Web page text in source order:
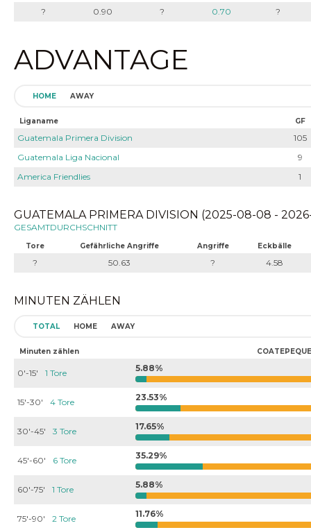
? 0.90 ? 0.70 ?
ADVANTAGE
HOME AWAY
Liganame GF
Guatemala Primera Division
105
Guatemala Liga Nacional
9
America Friendlies
1
GUATEMALA PRIMERA DIVISION (2025-08-08 -
GESAMTDURCHSCHNITT
Tore Gefährliche Angriffe Angriffe Eckbälle
? 50.63 ? 4.58
MINUTEN ZÄHLEN
TOTAL HOME AWAY
Minuten zählen
0'-15' 1 Tore 5.88%
15'-30' 4 Tore 23.53%
30'-45' 3 Tore 17.65%
45'-60' 6 Tore 35.29%
60'-75' 1 Tore 5.88%
75'-90' 2 Tore 11.76%